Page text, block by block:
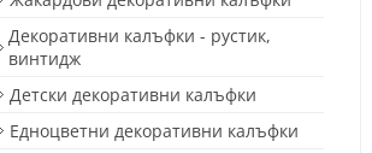
Декоративни калъфки - рустик,
винтидж
Детски декоративни калъфки
Едноцветни декоративни калъфки